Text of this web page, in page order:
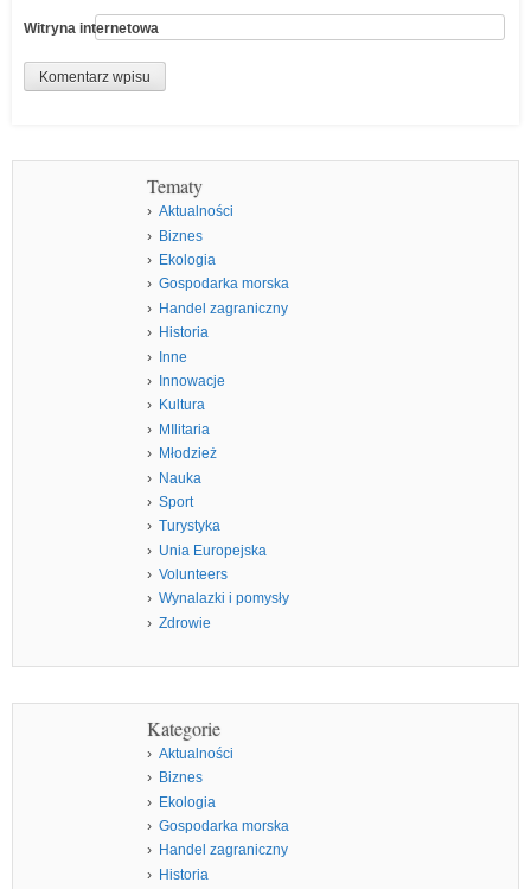
Witryna internetowa
Tematy
Aktualności
Biznes
Ekologia
Gospodarka morska
Handel zagraniczny
Historia
Inne
Innowacje
Kultura
MIlitaria
Młodzież
Nauka
Sport
Turystyka
Unia Europejska
Volunteers
Wynalazki i pomysły
Zdrowie
Kategorie
Aktualności
Biznes
Ekologia
Gospodarka morska
Handel zagraniczny
Historia